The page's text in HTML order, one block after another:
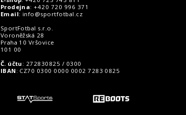
Prodejna: +420 720 996 371
Email: info@sportfotbal.cz
SportFotbal s.r.o.
Voroněžská 28
Praha 10 Vršovice
101 00
Č. účtu : 272830825 / 0300
IBAN : CZ70 0300 0000 0002 7283 0825